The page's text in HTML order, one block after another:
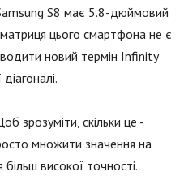
S8 має 5.8-дюймовий
цього смартфона не є
новий термін Infinity
зрозуміти, скільки це -
множити значення на
високої точності.